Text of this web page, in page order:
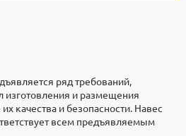
ряд требований,
изготовления и размещения
качества и безопасности. Навес
всем предъявляемым